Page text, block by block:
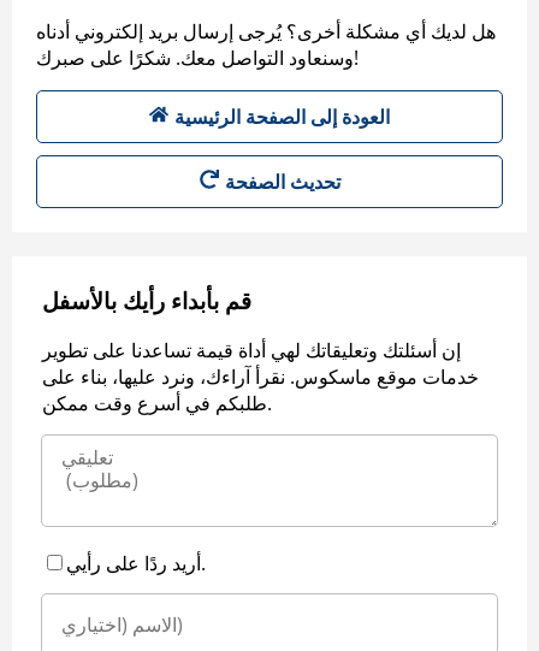
هل لديك أي مشكلة أخرى؟ يُرجى إرسال بريد إلكتروني أدناه
وسنعاود التواصل معك. شكرًا على صبرك!
العودة إلى الصفحة الرئيسية
تحديث الصفحة
قم بأبداء رأيك بالأسفل
إن أسئلتك وتعليقاتك لهي أداة قيمة تساعدنا على تطوير
خدمات موقع ماسكوس. نقرأ آراءك، ونرد عليها، بناء على
طلبكم في أسرع وقت ممكن.
أريد ردًا على رأيي.